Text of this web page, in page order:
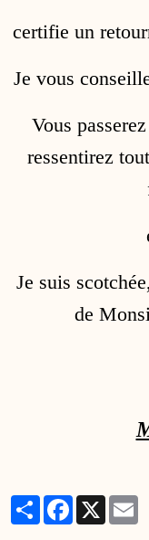
certifie un
Je vous
Vous
ressentirez
Je suis
de
PartagerFacebook
X